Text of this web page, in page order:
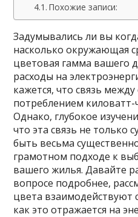
Похожие записи:
Задумывались ли вы
насколько окружающая
цветовая гамма вашего
расходы на
кажется, что связь
потреблением киловатт-
Однако, глубокое
что эта связь не только
быть весьма
грамотном подходе к
вашего жилья. Давайте
вопросе подробнее,
цвета взаимодействуют
как это отражается на